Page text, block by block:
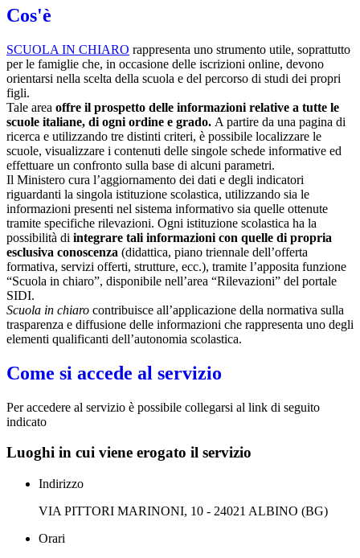
Cos'è
SCUOLA IN CHIARO rappresenta uno strumento utile, soprattutto
per le famiglie che, in occasione delle iscrizioni online, devono
orientarsi nella scelta della scuola e del percorso di studi dei propri
figli.
Tale area offre il prospetto delle informazioni relative a tutte le
scuole italiane, di ogni ordine e grado. A partire da una pagina di
ricerca e utilizzando tre distinti criteri, è possibile localizzare le
scuole, visualizzare i contenuti delle singole schede informative ed
effettuare un confronto sulla base di alcuni parametri.
Il Ministero cura l’aggiornamento dei dati e degli indicatori
riguardanti la singola istituzione scolastica, utilizzando sia le
informazioni presenti nel sistema informativo sia quelle ottenute
tramite specifiche rilevazioni. Ogni istituzione scolastica ha la
possibilità di integrare tali informazioni con quelle di propria
esclusiva conoscenza (didattica, piano triennale dell’offerta
formativa, servizi offerti, strutture, ecc.), tramite l’apposita funzione
“Scuola in chiaro”, disponibile nell’area “Rilevazioni” del portale
SIDI.
Scuola in chiaro contribuisce all’applicazione della normativa sulla
trasparenza e diffusione delle informazioni che rappresenta uno degli
elementi qualificanti dell’autonomia scolastica.
Come si accede al servizio
Per accedere al servizio è possibile collegarsi al link di seguito
indicato
Luoghi in cui viene erogato il servizio
Indirizzo
VIA PITTORI MARINONI, 10 - 24021 ALBINO (BG)
Orari